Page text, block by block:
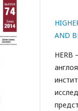
AND
HERB